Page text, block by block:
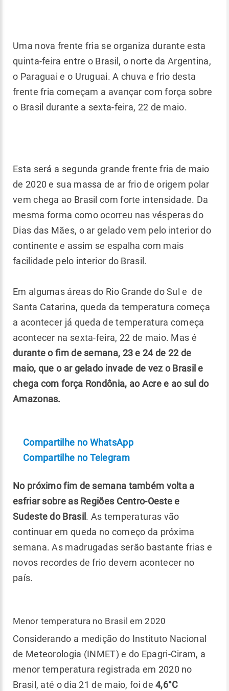
Uma nova frente fria se organiza durante esta
quinta-feira entre o Brasil, o norte da Argentina,
o Paraguai e o Uruguai. A chuva e frio desta
frente fria começam a avançar com força sobre
o Brasil durante a sexta-feira, 22 de maio.
Esta será a segunda grande frente fria de maio
de 2020 e sua massa de ar frio de origem polar
vem chega ao Brasil com forte intensidade. Da
mesma forma como ocorreu nas vésperas do
Dias das Mães, o ar gelado vem pelo interior do
continente e assim se espalha com mais
facilidade pelo interior do Brasil.
Em algumas áreas do Rio Grande do Sul e de
Santa Catarina, queda da temperatura começa
a acontecer já queda de temperatura começa
acontecer na sexta-feira, 22 de maio. Mas é
durante o fim de semana, 23 e 24 de 22 de
maio, que o ar gelado invade de vez o Brasil e
chega com força Rondônia, ao Acre e ao sul do
Amazonas.
Compartilhe no WhatsApp
Compartilhe no Telegram
No próximo fim de semana também volta a
esfriar sobre as Regiões Centro-Oeste e
Sudeste do Brasil . As temperaturas vão
continuar em queda no começo da próxima
semana. As madrugadas serão bastante frias e
novos recordes de frio devem acontecer no
país.
Menor temperatura no Brasil em 2020
Considerando a medição do Instituto Nacional
de Meteorologia (INMET) e do Epagri-Ciram, a
menor temperatura registrada em 2020 no
Brasil, até o dia 21 de maio, foi de4,6°C